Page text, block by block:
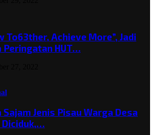
To63ther, Achieve More”, Jadi
Peringatan HUT…
Sajam Jenis Pisau Warga Desa
Diciduk,…